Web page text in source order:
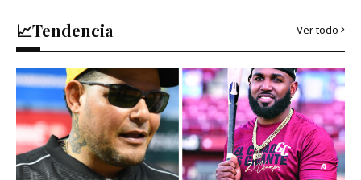
📈Tendencia Ver todo